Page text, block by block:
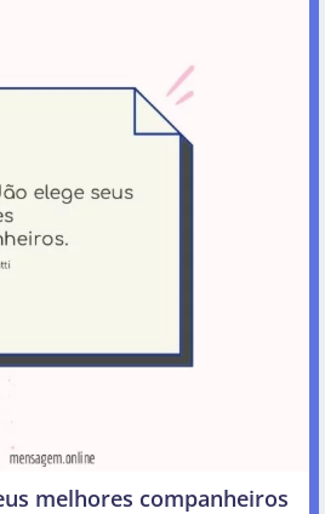
melhores companheiros